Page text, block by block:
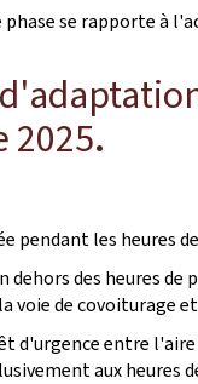
se rapporte à
2025.
les heures
dehors des heures
voie de covoiturage
d'urgence entre
aux heures